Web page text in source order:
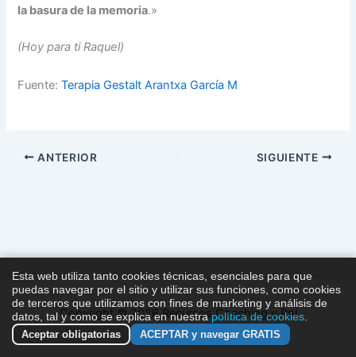
la basura de la memoria.»
(Hoy para ti Raquel)
Fuente:Terapia Gestalt Arantxa García M
ANTERIOR SIGUIENTE
Copyright © 2026 Recursos Coaching y Pnl
Esta web utiliza tanto cookies técnicas, esenciales para que
puedas navegar por el sitio y utilizar sus funciones, como cookies
de terceros que utilizamos con fines de marketing y análisis de
datos, tal y como se explica en nuestrapolítica de cookies
Aceptar obligatorias ACEPTAR y navegar GRATIS